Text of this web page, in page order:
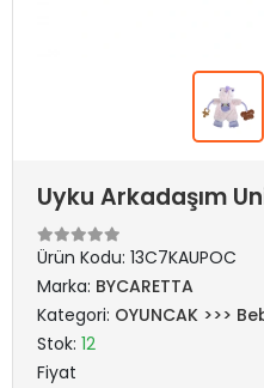
Uyku Arkadaşım
Ürün Kodu: 13C7KAUPOC
Marka: BYCARETTA
Kategori: OYUNCAK >>>
Stok: 12
Fiyat